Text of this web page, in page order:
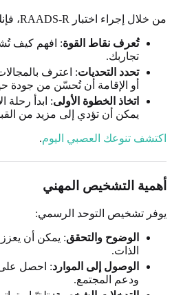
من خلال إجراء اختبار RAADS-R، فإنك:
تُعرف نقاط القوة: افهم كيف
تجاربك.
تحدد التحديات: اعترف
أو الإقامة أن تُحسّن من جودة
اتخاذ الخطوة الأولى: ابدأ رحلة
يمكن أن تؤدي إلى مزيد من
اكتشف تنوعك العصبي اليوم.
أهمية التشخيص المهني
يوفر تشخيص التوحد الرسمي:
الوضوح والتحقق: يمكن أن
الذات.
الوصول إلى الموارد: احصل على
ودعم المجتمع.